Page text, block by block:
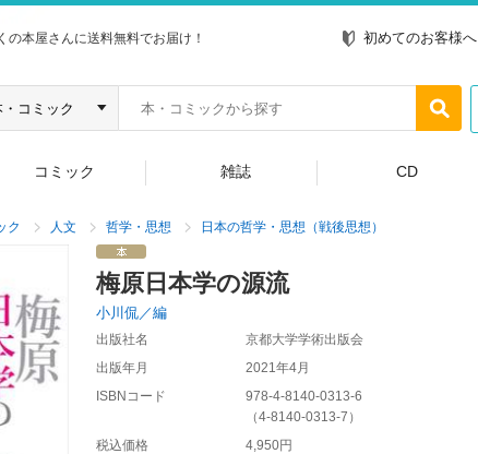
本屋さんに送料無料でお届け！ 初めてのお客様へ
コミック 雑誌 CD
ク 人文 哲学・思想 日本の哲学・思想（戦後思想）
梅原日本学の源流
小川侃／編
出版社名
京都大学学術出版会
出版年月
2021年4月
ISBNコード
978-4-8140-0313-6
（4-8140-0313-7 ）
税込価格
4,950円